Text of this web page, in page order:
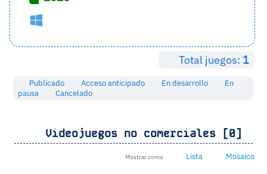
Total juegos: 1
Publicado Acceso anticipado En desarrollo
En
pausa
Cancelado
Videojuegos no comerciales [0]
Mostrar como Lista Mosaico